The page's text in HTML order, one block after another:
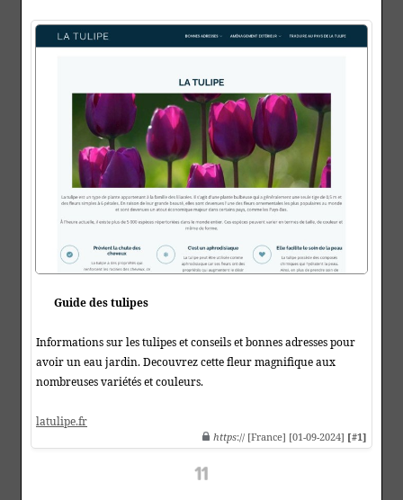
Guide des tulipes
Informations sur les tulipes et conseils et bonnes adresses pour
avoir un eau jardin. Decouvrez cette fleur magnifique aux
nombreuses variétés et couleurs.
latulipe.fr
https:// [France] [01-09-2024] [#1]